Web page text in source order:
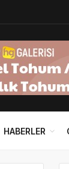
HABERLER